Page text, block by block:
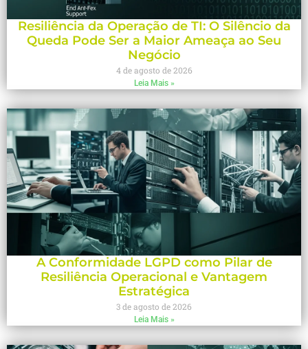
Resiliência da Operação de TI: O Silêncio da
Queda Pode Ser a Maior Ameaça ao Seu
Negócio
4 de agosto de 2026
Leia Mais »
A Conformidade LGPD como Pilar de
Resiliência Operacional e Vantagem
Estratégica
3 de agosto de 2026
Leia Mais »